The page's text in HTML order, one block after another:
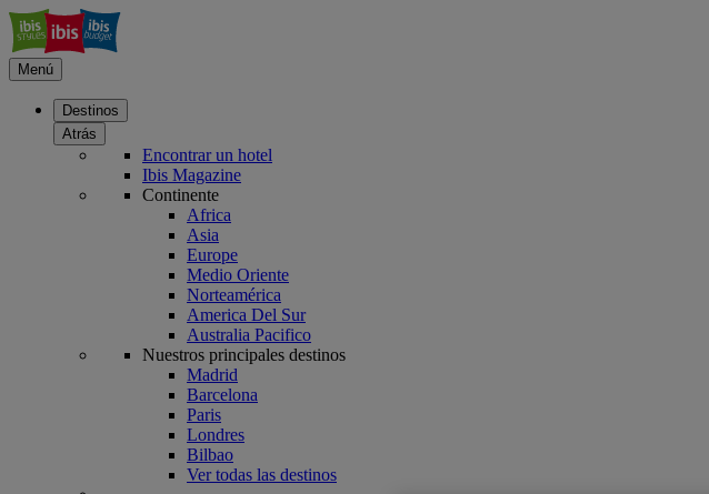
Menú
Destinos
Atrás
Encontrar un hotel
Ibis Magazine
Continente
Africa
Asia
Europe
Medio Oriente
Norteamérica
America Del Sur
Australia Pacifico
Nuestros principales destinos
Madrid
Barcelona
Paris
Londres
Bilbao
Ver todas las destinos